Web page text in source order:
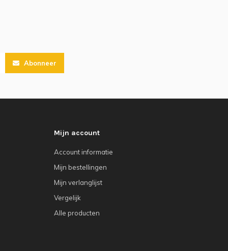
Abonneer
Mijn account
Account informatie
Mijn bestellingen
Mijn verlanglijst
Vergelijk
Alle producten